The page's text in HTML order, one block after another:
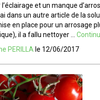
et un manque
dans un autre article de la
en place pour un arrosage
il a fallu nettoyer …
PERILLA le 12/06/2017